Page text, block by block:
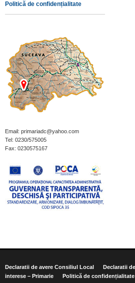
Politică de confidențialitate
Email: primariadc@yahoo.com
Tel: 0230/575005
Fax: 0230575167
Declaratii de avere Consiliul Local Declaratii
interese – Primarie
Politică de confidențialitate